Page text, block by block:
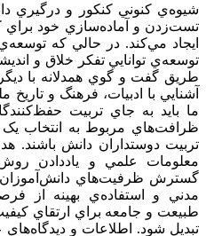
شيوه‌ي کنوني کنکور و درگيري
تست‌زدن و آماده‌سازي خود براي
ايجاد مي‌کند. در حالي که
توسعه‌ي توانايي تفكر خلاق و
طريق گفت و گوي همدلانه با
آشنايي با ادبيات، فرهنگ و
ما بايد به جاي تربيت
ظرافت‌هاي مربوط به انتخاب يک
تربيت دوستداران دانش باشند.
معلومات علمي و ياددادن
گسترش ظرفيت‌هاي دانش‌آموزان
مدني و استفاده‌ي بهينه از
طبيعت و جامعه براي ارتقاي
تبديل شود. اطلاعات و ديدگاه‌هاي